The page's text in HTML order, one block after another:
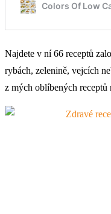
Najdete v ní 66 receptů
rybách, zelenině, vejcích
z mých oblíbených receptů